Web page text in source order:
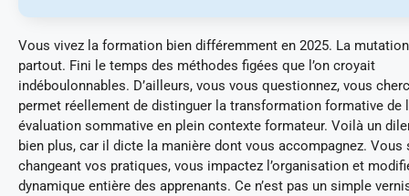
Vous vivez la formation bien différemment en 2025. La
partout. Fini le temps des méthodes figées que l’on croyait
indéboulonnables. D’ailleurs, vous vous questionnez, vous
permet réellement de distinguer la transformation formative de
évaluation sommative en plein contexte formateur. Voilà un
bien plus, car il dicte la manière dont vous accompagnez. Vous
changeant vos pratiques, vous impactez l’organisation et
dynamique entière des apprenants. Ce n’est pas un simple